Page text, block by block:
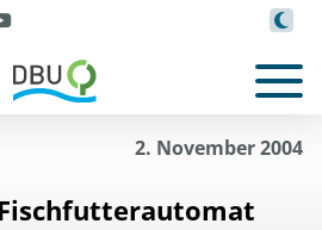
2. November 2004